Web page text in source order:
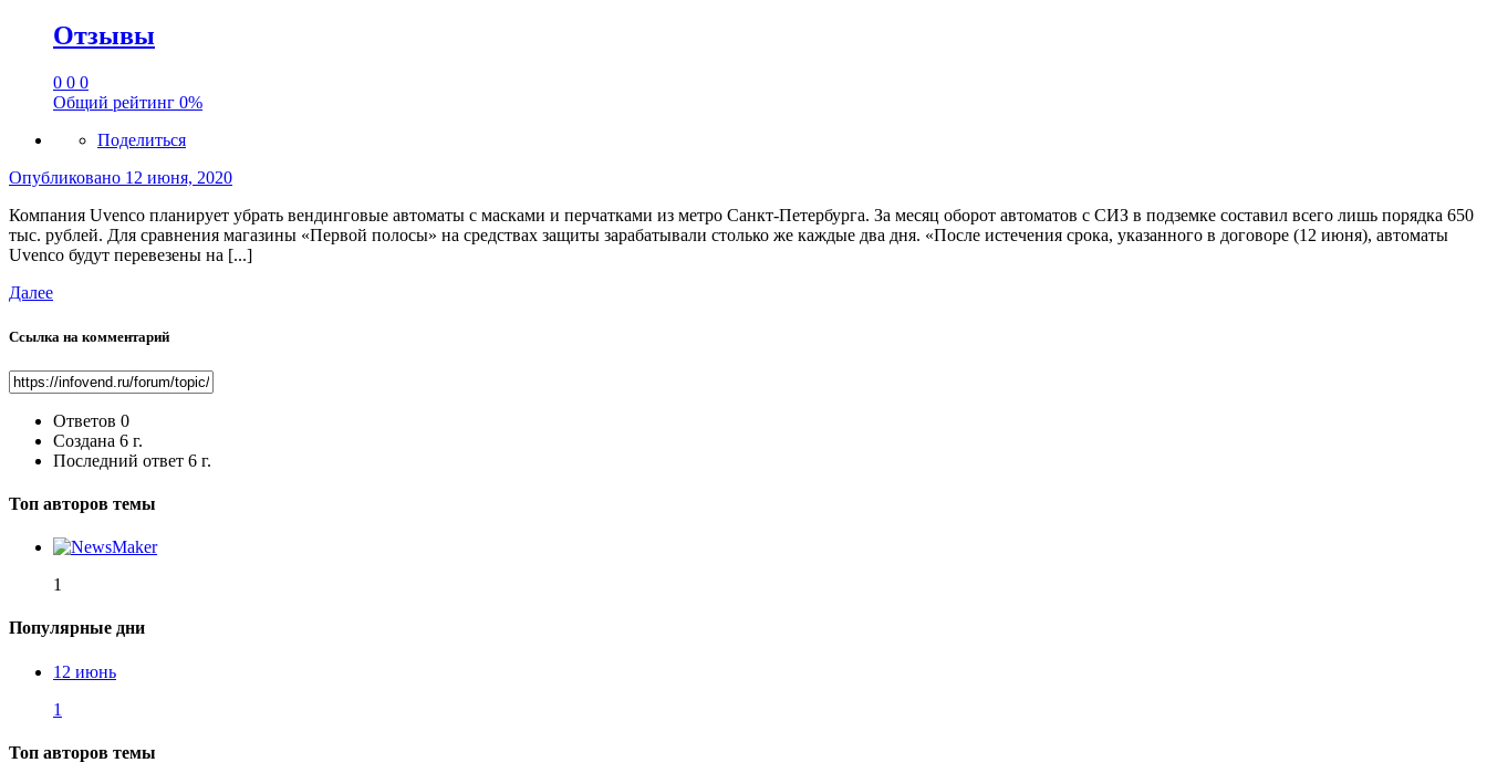
Отзывы
0 0 0
Общий рейтинг 0%
Поделиться
Опубликовано 12 июня, 2020
Компания Uvenco планирует убрать вендинговые автоматы с масками и перчатками из метро Санкт-Петербурга. За месяц оборот автоматов с СИЗ в подземке составил всего лишь порядка 650
тыс. рублей. Для сравнения магазины «Первой полосы» на средствах защиты зарабатывали столько же каждые два дня. «После истечения срока, указанного в договоре (12 июня), автоматы
Uvenco будут перевезены на [...]
Далее
Ссылка на комментарий
Ответов 0
Создана 6 г.
Последний ответ 6 г.
Топ авторов темы
1
Популярные дни
12 июнь
1
Топ авторов темы